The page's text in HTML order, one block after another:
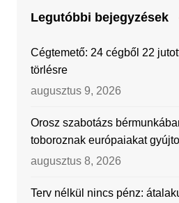
Legutóbbi bejegyzések
Cégtemető: 24 cégből 22
törlésre
augusztus 9, 2026
Orosz szabotázs
toboroznak európaiakat
augusztus 8, 2026
Terv nélkül nincs pénz: